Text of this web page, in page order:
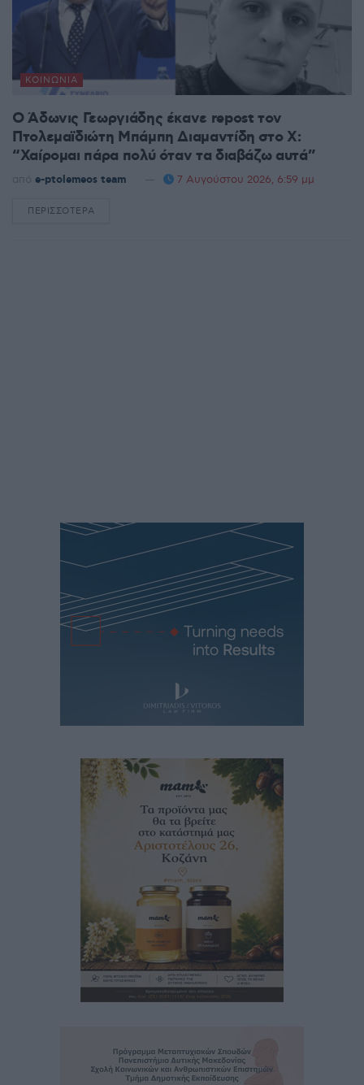
ΚΟΙΝΩΝΊΑ
Ο Άδωνις Γεωργιάδης έκανε repost τον
Πτολεμαϊδιώτη Μπάμπη Διαμαντίδη στο X:
“Χαίρομαι πάρα πολύ όταν τα διαβάζω αυτά”
από e-ptolemeos team 7 Αυγούστου 2026, 6:59 μμ
ΠΕΡΙΣΣΌΤΕΡΑ